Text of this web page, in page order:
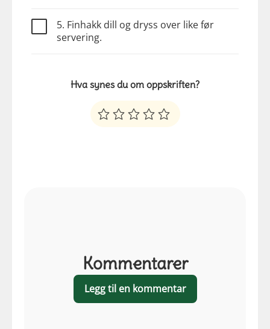
5. Finhakk dill og dryss over like før
servering.
Hva synes du om oppskriften?
Kommentarer
Legg til en kommentar